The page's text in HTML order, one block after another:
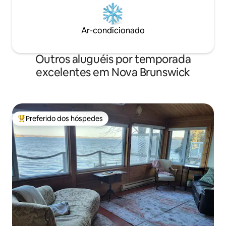
Ar-condicionado
Outros aluguéis por temporada
excelentes em Nova Brunswick
Entre os melhores preferidos dos hóspedes
Preferido dos hóspedes